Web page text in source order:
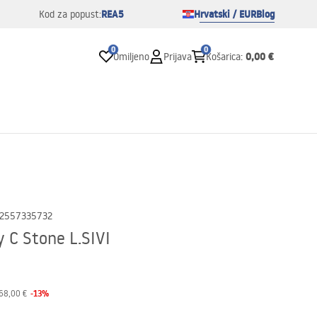
Kod za popust:REA5 Hrvatski / EURBlog
0
Omiljeno Prijava
0
Košarica: 0,00 €
C Stone L.SIVI
€ -13%